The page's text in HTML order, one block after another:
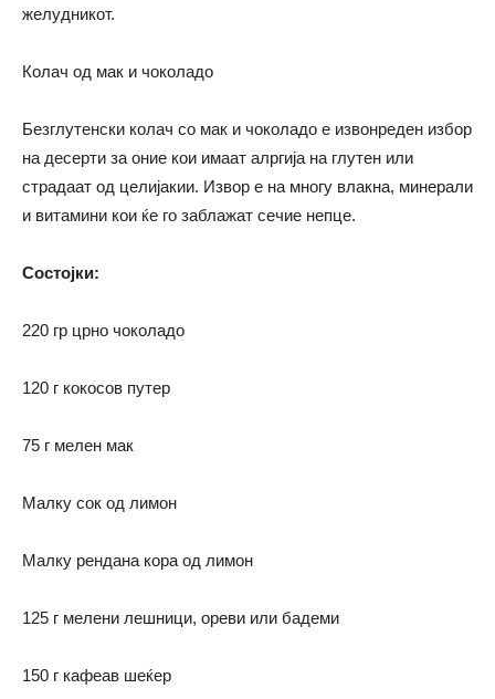
желудникот.
Колач од мак и чоколадо
Безглутенски колач со мак и чоколадо е извонреден избор
на десерти за оние кои имаат алргија на глутен или
страдаат од целијакии. Извор е на многу влакна, минерали
и витамини кои ќе го заблажат сечие непце.
Состојки:
220 гр црно чоколадо
120 г кокосов путер
75 г мелен мак
Малку сок од лимон
Малку рендана кора од лимон
125 г мелени лешници, ореви или бадеми
150 г кафеав шеќер